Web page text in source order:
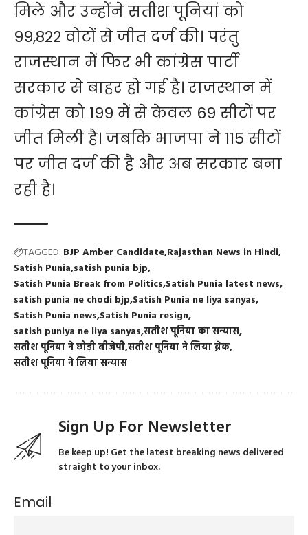
मिले और उन्होंने सतीश पूनियां को
99,822 वोटों से जीत दर्ज की। परंतु
राजस्थान में फिर भी कांग्रेस पार्टी
सरकार से बाहर हो गई है। राजस्थान में
कांग्रेस को 199 में से केवल 69 सीटों पर
जीत मिली है। जबकि भाजपा ने 115 सीटों
पर जीत दर्ज की है और अब सरकार बना
रही है।
TAGGED: BJP Amber Candidate Rajasthan News in Hindi
Satish Punia satish punia bjp
Satish Punia Break from Politics Satish Punia latest news
satish punia ne chodi bjp Satish Punia ne liya sanyas
Satish Punia news Satish Punia resign
satish puniya ne liya sanyas सतीश पूनिया का सन्यास
सतीश पूनिया ने छोड़ी बीजेपीसतीश पूनिया ने लिया ब्रेक
सतीश पूनिया ने लिया सन्यास
Sign Up For Newsletter
Be keep up! Get the latest breaking news delivered
straight to your inbox.
Email